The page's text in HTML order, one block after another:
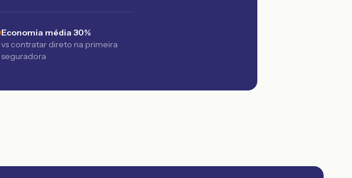
Economia média 30%
vs contratar direto na primeira
seguradora